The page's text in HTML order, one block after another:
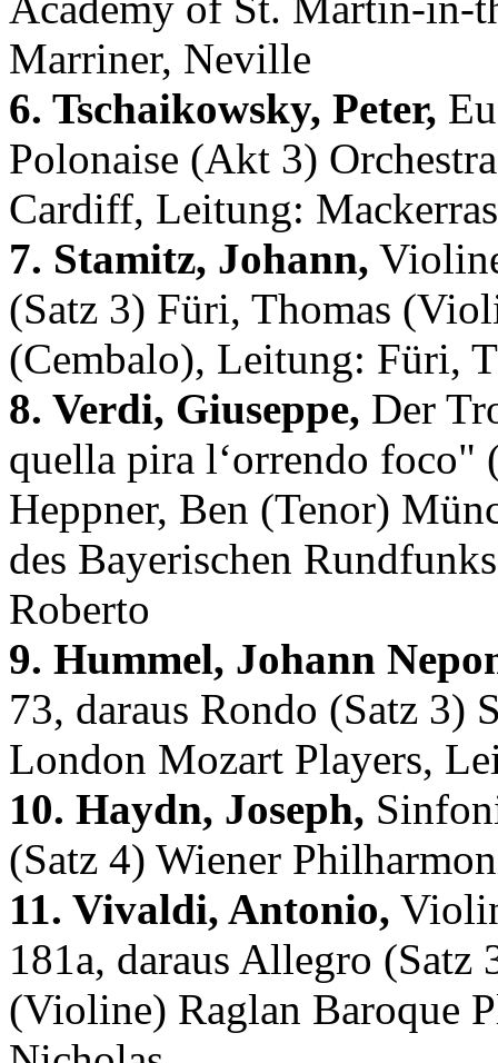
Marriner, Neville
6. Tschaikowsky, Peter,
Polonaise (Akt 3)
Cardiff, Leitung:
7. Stamitz, Johann,
(Satz 3) Füri, Thomas
(Cembalo), Leitung: Füri,
8. Verdi, Giuseppe, Der
quella pira l‘orrendo foco"
Heppner, Ben (Tenor)
des Bayerischen
Roberto
9. Hummel, Johann
73, daraus Rondo (Satz 3)
London Mozart Players,
10. Haydn, Joseph,
(Satz 4) Wiener
11. Vivaldi, Antonio,
181a, daraus Allegro
(Violine) Raglan Baroque